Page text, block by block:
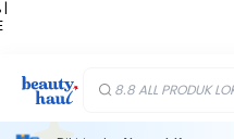
|
8.8 ALL PRODUK